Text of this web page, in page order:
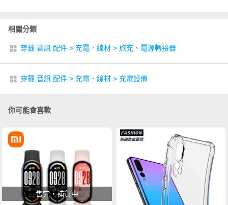
相關分類
穿戴 音訊 配件 > 充電．線材 > 旅充、電源轉接器
穿戴 音訊 配件 > 充電．線材 > 充電設備
你可能會喜歡
售完，補貨中